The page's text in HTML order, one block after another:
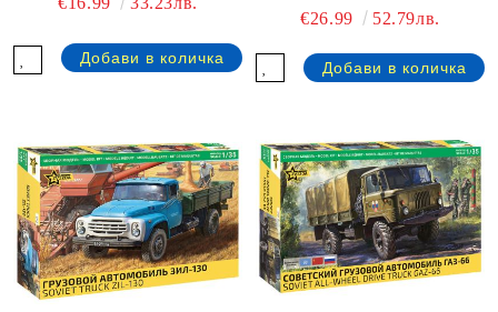
€26.99
52.79лв.